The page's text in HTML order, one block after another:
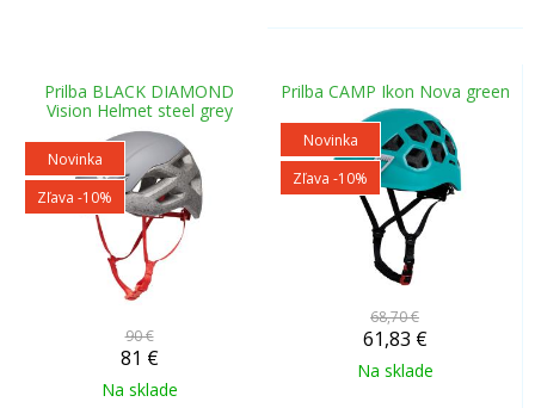
Prilba BLACK DIAMOND
Vision Helmet steel grey
Novinka
Zľava -10%
90 €
81 €
Na sklade
Prilba CAMP Ikon Nova green
Novinka
Zľava -10%
68,70 €
61,83 €
Na sklade